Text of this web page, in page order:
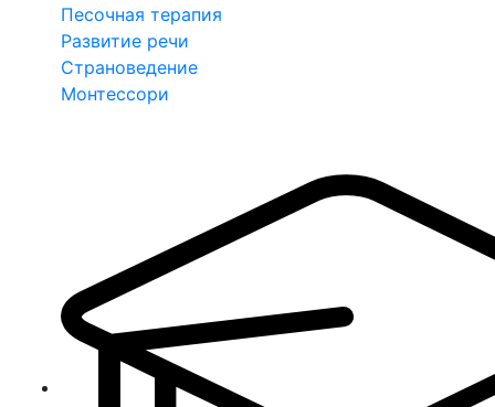
Песочная терапия
Развитие речи
Страноведение
Монтессори